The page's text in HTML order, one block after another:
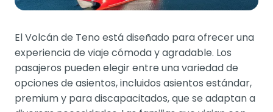
El Volcán de Teno está diseñado para ofrecer una
experiencia de viaje cómoda y agradable. Los
pasajeros pueden elegir entre una variedad de
opciones de asientos, incluidos asientos estándar,
premium y para discapacitados, que se adaptan a